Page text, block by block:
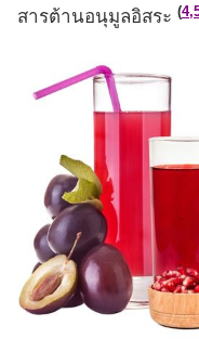
สารต้านอนุมูลอิสระ (